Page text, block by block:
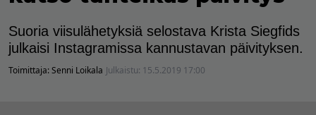
Suoria viisulähetyksiä selostava Krista Siegfids
julkaisi Instagramissa kannustavan päivityksen.
Toimittaja:Senni Loikala Julkaistu: 15.5.2019 17:00